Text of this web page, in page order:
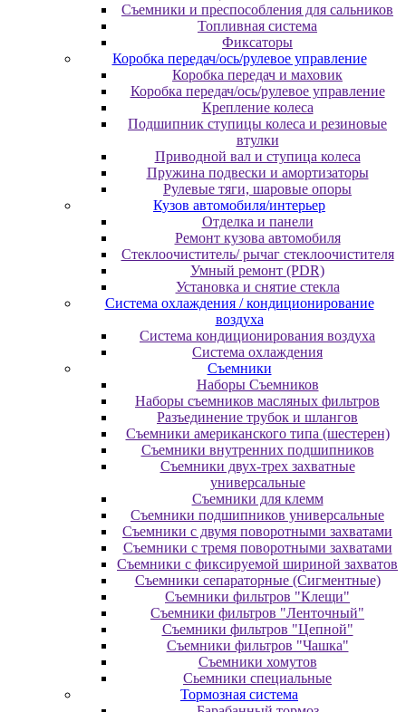
Съемники и преспособления для сальников
Топливная система
Фиксаторы
Коробка передач/ось/рулевое управление
Коробка передач и маховик
Коробка передач/ось/рулевое управление
Крепление колеса
Подшипник ступицы колеса и резиновые
втулки
Приводной вал и ступица колеса
Пружина подвески и амортизаторы
Рулевые тяги, шаровые опоры
Кузов автомобиля/интерьер
Отделка и панели
Ремонт кузова автомобиля
Стеклоочиститель/ рычаг стеклоочистителя
Умный ремонт (PDR)
Установка и снятие стекла
Система охлаждения / кондиционирование
воздуха
Система кондиционирования воздуха
Система охлаждения
Съемники
Наборы Съемников
Наборы съемников масляных фильтров
Разъединение трубок и шлангов
Съемники американского типа (шестерен)
Съемники внутренних подшипников
Съемники двух-трех захватные
универсальные
Съемники для клемм
Съемники подшипников универсальные
Съемники с двумя поворотными захватами
Съемники с тремя поворотными захватами
Съемники с фиксируемой шириной захватов
Съемники сепараторные (Сигментные)
Съемники фильтров "Клещи"
Съемники фильтров "Ленточный"
Съемники фильтров "Цепной"
Съемники фильтров "Чашка"
Съемники хомутов
Сьемники специальные
Тормозная система